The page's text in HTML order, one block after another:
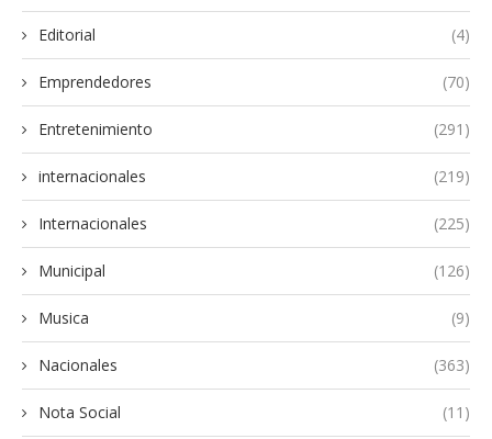
Editorial (4)
Emprendedores (70)
Entretenimiento (291)
internacionales (219)
Internacionales (225)
Municipal (126)
Musica (9)
Nacionales (363)
Nota Social (11)